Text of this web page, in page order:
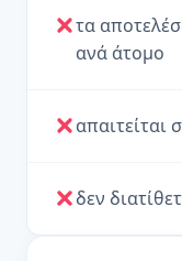
τα
ανά άτομο
απαιτείται
δεν